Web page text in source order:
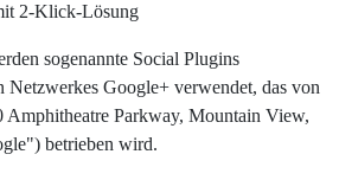
2-Klick-Lösung
sogenannte Social Plugins
Netzwerkes Google+ verwendet, das von
Parkway, Mountain View,
betrieben wird.